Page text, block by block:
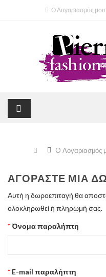
Ο Λογαριασμός μου
O Λογαριασμός
ΑΓΟΡΆΣΤΕ ΜΊΑ
Αυτή η δωροεπιταγή θα
ολοκληρωθεί ή πληρωμή σας.
Όνομα παραλήπτη
E-mail παραλήπτη